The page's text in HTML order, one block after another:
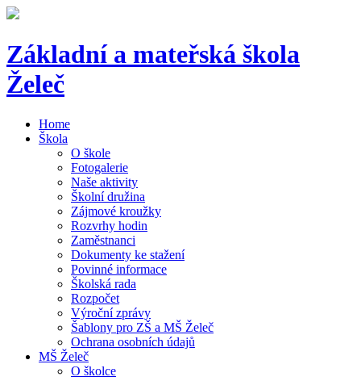
Základní a mateřská škola
Želeč
Home
Škola
O škole
Fotogalerie
Naše aktivity
Školní družina
Zájmové kroužky
Rozvrhy hodin
Zaměstnanci
Dokumenty ke stažení
Povinné informace
Školská rada
Rozpočet
Výroční zprávy
Šablony pro ZŠ a MŠ Želeč
Ochrana osobních údajů
MŠ Želeč
O školce